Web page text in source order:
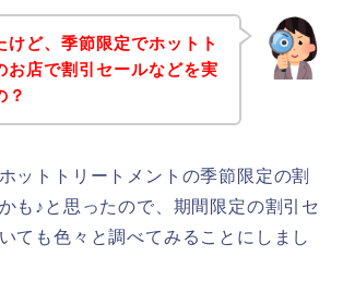
けど、季節限定でホットト
お店で割引セールなどを実
？
ットトリートメントの季節限定の割
も♪と思ったので、期間限定の割引セ
ても色々と調べてみることにしまし